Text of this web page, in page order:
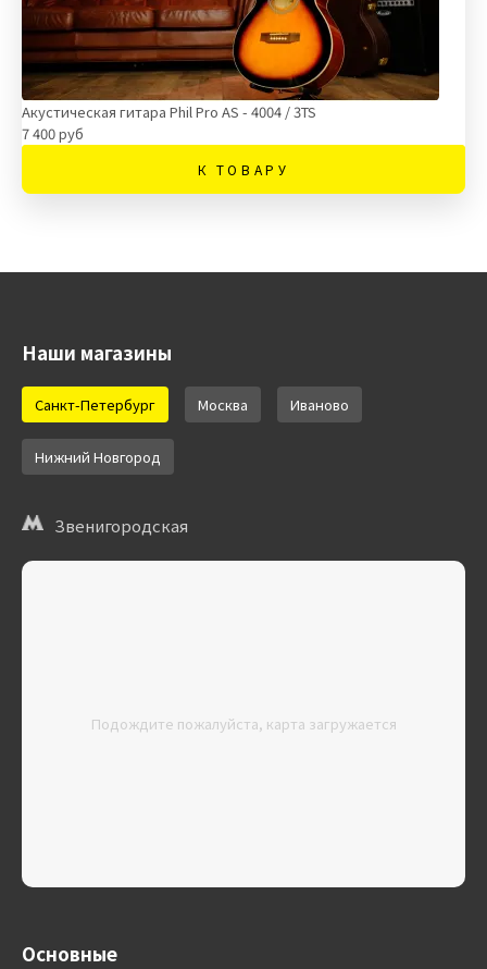
Акустическая гитара Phil Pro AS - 4004 / 3TS
7 400 руб
К ТОВАРУ
Наши магазины
Санкт-Петербург Москва Иваново
Нижний Новгород
Звенигородская
Подождите пожалуйста, карта загружается
Основные